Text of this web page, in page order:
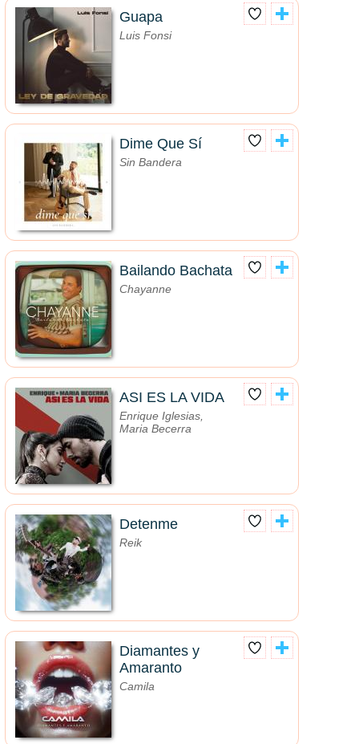
Guapa
Luis Fonsi
Dime Que Sí
Sin Bandera
Bailando Bachata
Chayanne
ASI ES LA VIDA
Enrique Iglesias,
Maria Becerra
Detenme
Reik
Diamantes y
Amaranto
Camila